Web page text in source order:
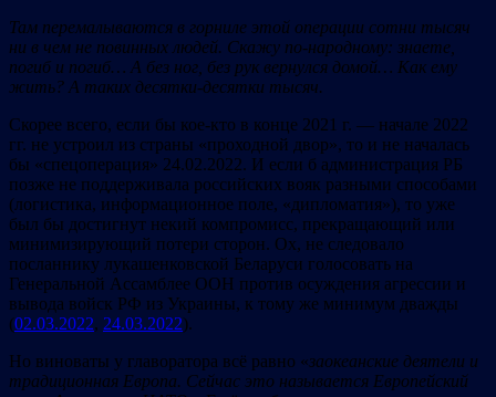
Там перемалываются в горниле этой операции сотни тысяч
ни в чем не повинных людей. Скажу по-народному: знаете,
погиб и погиб… А без ног, без рук вернулся домой… Как ему
жить? А таких десятки-десятки тысяч.
Скорее всего, если бы кое-кто в конце 2021 г. — начале 2022
гг. не устроил из страны «проходной двор», то и не началась
бы «спецоперация» 24.02.2022. И если б администрация РБ
позже не поддерживала российских вояк разными способами
(логистика, информационное поле, «дипломатия»), то уже
был бы достигнут некий компромисс, прекращающий или
минимизирующий потери сторон. Ох, не следовало
посланнику лукашенковской Беларуси голосовать на
Генеральной Ассамблее ООН против осуждения агрессии и
вывода войск РФ из Украины, к тому же минимум дважды
(02.03.2022, 24.03.2022).
Но виноваты у главоратора всё равно «заокеанские деятели и
традиционная Европа. Сейчас это называется Европейский